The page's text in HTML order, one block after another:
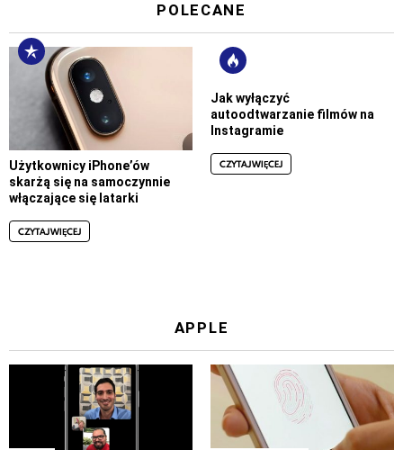
POLECANE
Użytkownicy iPhone’ów
skarżą się na samoczynnie
włączające się latarki
CZYTAJ WIĘCEJ
Jak wyłączyć
autoodtwarzanie filmów na
Instagramie
CZYTAJ WIĘCEJ
APPLE